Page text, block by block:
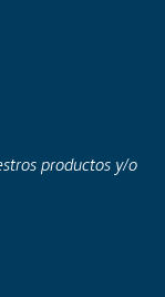
productos y/o